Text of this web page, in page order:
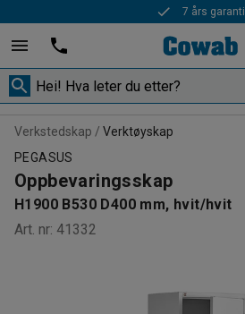
7 års garanti
Verkstedskap
Verktøyskap
PEGASUS
Oppbevaringsskap
H1900 B530 D400 mm, hvit/hvit
Art. nr: 41332